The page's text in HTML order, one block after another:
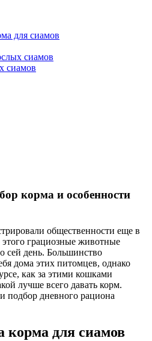
для сиамов
сиамов
сиамов
корма и особенности
общественности еще в
грациозные животные
сей день. Большинство
дома этих питомцев, однако
как за этими кошками
лучше всего давать корм.
подбор дневного рациона
корма для сиамов